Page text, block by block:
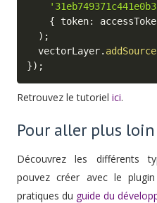
{ token:
) ;
  vectorLayer
.
}) ;
Retrouvez le tutoriel ici.
Pour aller plus loin
Découvrez les différents
pouvez créer avec le
pratiques du guide du